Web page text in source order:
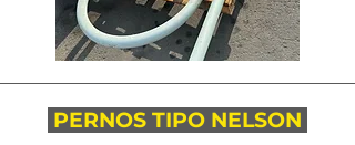
PERNOS TIPO NELSON